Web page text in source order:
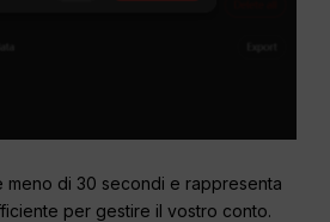
meno di 30 secondi e rappresenta
per gestire il vostro conto.